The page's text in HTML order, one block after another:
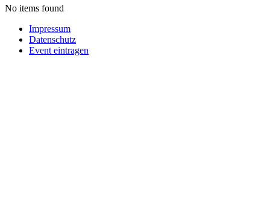
No items found
Impressum
Datenschutz
Event eintragen